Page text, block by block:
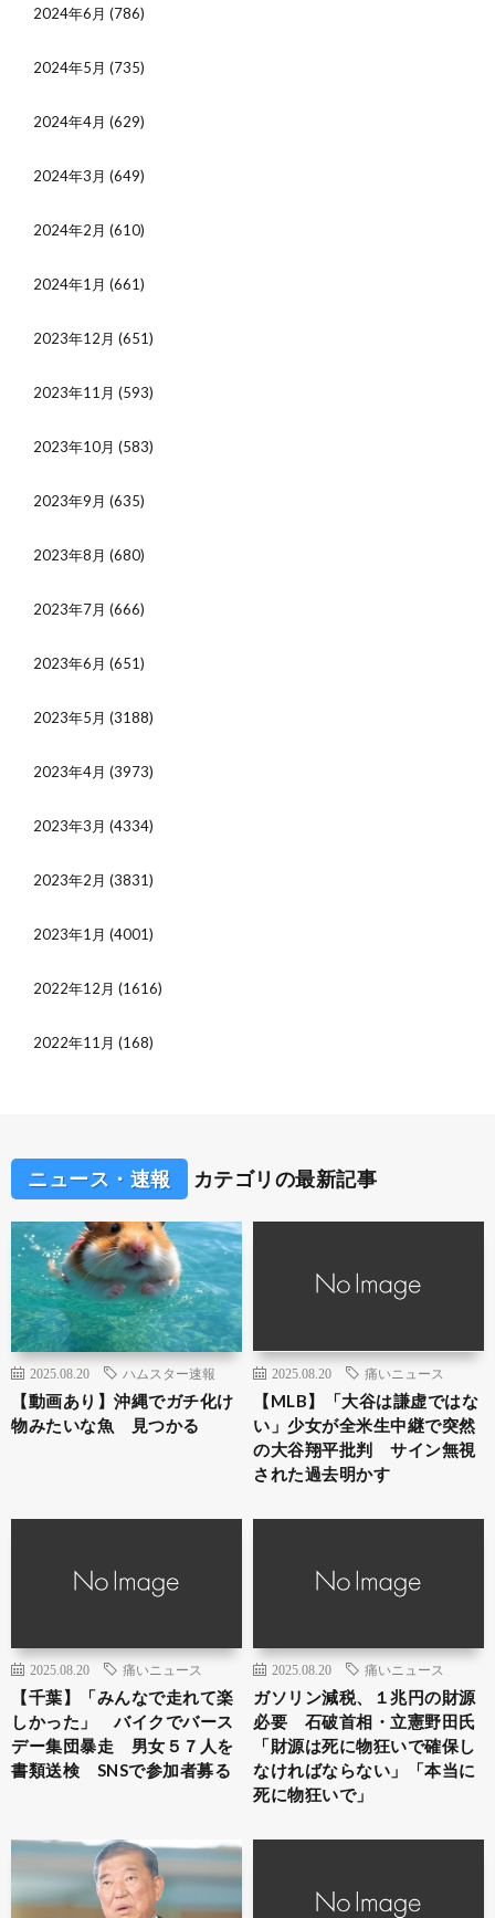
2024年6月 (786)
2024年5月 (735)
2024年4月 (629)
2024年3月 (649)
2024年2月 (610)
2024年1月 (661)
2023年12月 (651)
2023年11月 (593)
2023年10月 (583)
2023年9月 (635)
2023年8月 (680)
2023年7月 (666)
2023年6月 (651)
2023年5月 (3188)
2023年4月 (3973)
2023年3月 (4334)
2023年2月 (3831)
2023年1月 (4001)
2022年12月 (1616)
2022年11月 (168)
ニュース・速報 カテゴリの最新記事
2025.08.20 ハムスター速報
【動画あり】沖縄でガチ化け
物みたいな魚 見つかる
2025.08.20 痛いニュース
【MLB】「大谷は謙虚ではな
い」少女が全米生中継で突然
の大谷翔平批判 サイン無視
された過去明かす
2025.08.20 痛いニュース
【千葉】「みんなで走れて楽
しかった」 バイクでバース
デー集団暴走 男女５７人を
書類送検 SNSで参加者募る
2025.08.20 痛いニュース
ガソリン減税、１兆円の財源
必要 石破首相・立憲野田氏
「財源は死に物狂いで確保し
なければならない」「本当に
死に物狂いで」